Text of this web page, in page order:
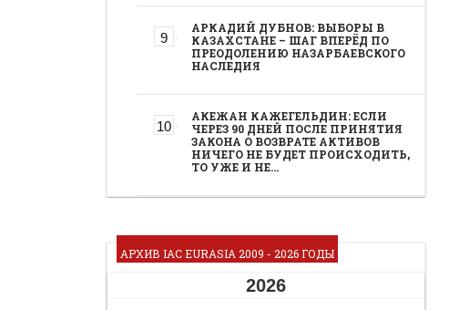
АРКАДИЙ ДУБНОВ: ВЫБОРЫ В
КАЗАХСТАНЕ – ШАГ ВПЕРЁД ПО
ПРЕОДОЛЕНИЮ НАЗАРБАЕВСКОГО
НАСЛЕДИЯ
АКЕЖАН КАЖЕГЕЛЬДИН: ЕСЛИ
ЧЕРЕЗ 90 ДНЕЙ ПОСЛЕ ПРИНЯТИЯ
ЗАКОНА О ВОЗВРАТЕ АКТИВОВ
НИЧЕГО НЕ БУДЕТ ПРОИСХОДИТЬ,
ТО УЖЕ И НЕ…
АРХИВ IAC EURASIA 2009 - 2026 ГОДЫ
2026